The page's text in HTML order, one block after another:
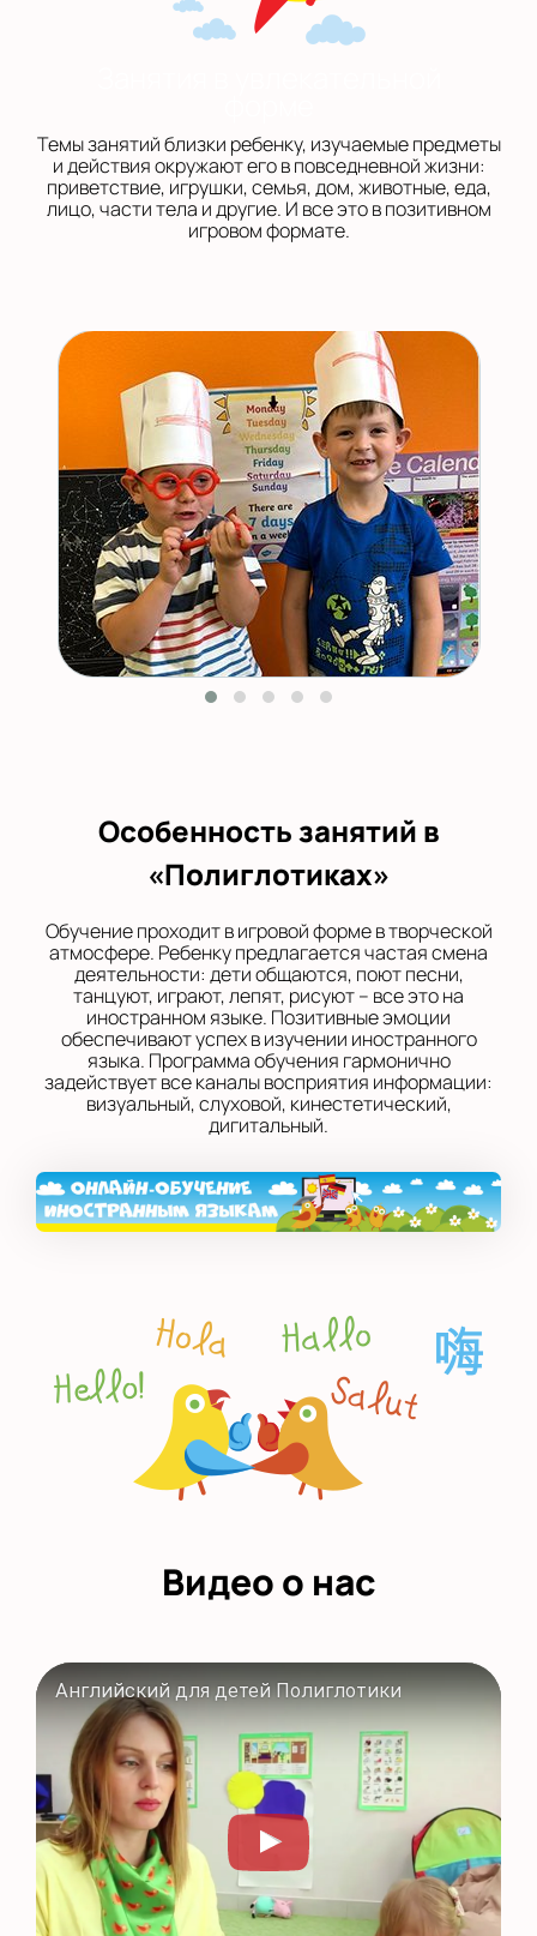
Темы занятий близки ребенку, изучаемые предметы
и действия окружают его в повседневной жизни:
приветствие, игрушки, семья, дом, животные, еда,
лицо, части тела и другие. И все это в позитивном
игровом формате.
Особенность занятий в
«Полиглотиках»
Обучение проходит в игровой форме в творческой
атмосфере. Ребенку предлагается частая смена
деятельности: дети общаются, поют песни,
танцуют, играют, лепят, рисуют – все это на
иностранном языке. Позитивные эмоции
обеспечивают успех в изучении иностранного
языка. Программа обучения гармонично
задействует все каналы восприятия информации:
визуальный, слуховой, кинестетический,
дигитальный.
Видео о нас
Английский для детей Полиглотики